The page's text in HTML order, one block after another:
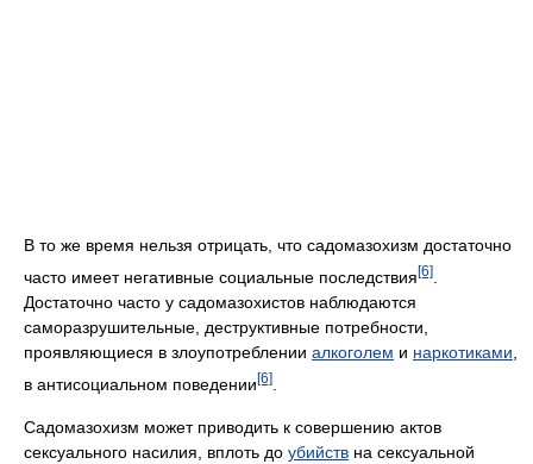
В то же время нельзя отрицать, что садомазохизм достаточно
часто имеет негативные социальные последствия [6]
Достаточно часто у садомазохистов наблюдаются
саморазрушительные, деструктивные потребности,
проявляющиеся в злоупотреблении алкоголем и наркотиками
в антисоциальном поведении[6]
Садомазохизм может приводить к совершению актов
сексуального насилия, вплоть до убийств на сексуальной